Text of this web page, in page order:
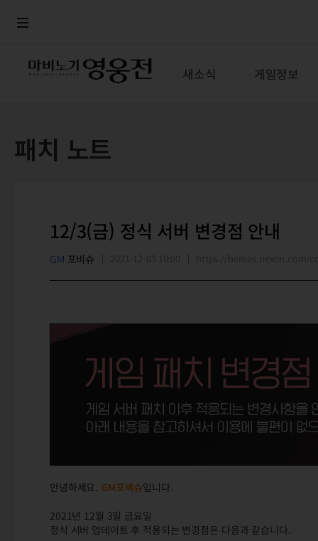
새소식 게임정보
패치 노트
12/3(금) 정식 서버 변경점 안내
GM 포비슈
안녕하세요. GM포비슈입니다.
2021년 12월 3일 금요일
정식 서버 업데이트 후 적용되는 변경점은 다음과 같습니다.